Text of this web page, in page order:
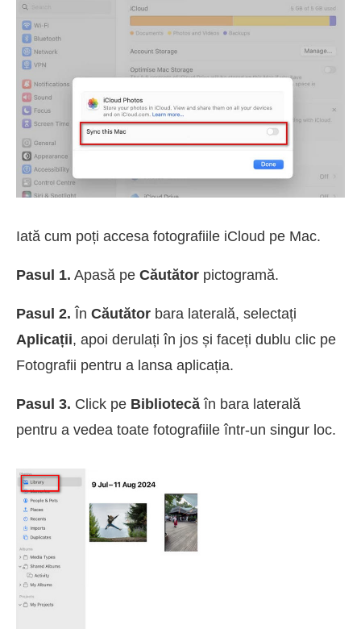
Iată cum poți accesa fotografiile iCloud pe Mac.
Pasul 1. Apasă pe Căutător pictogramă.
Pasul 2. În Căutător bara laterală, selectați
Aplicații, apoi derulați în jos și faceți dublu clic pe
Fotografii pentru a lansa aplicația.
Pasul 3. Click pe Bibliotecă în bara laterală
pentru a vedea toate fotografiile într-un singur loc.